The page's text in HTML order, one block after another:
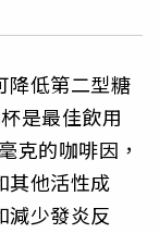
降低第二型糖
是最佳飲用
克的咖啡因，
其他活性成
減少發炎反